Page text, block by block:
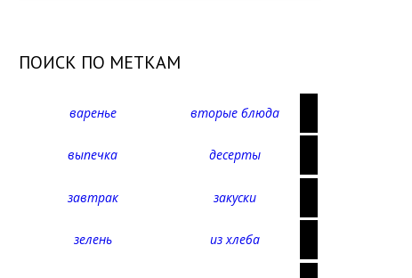
ПОИСК ПО МЕТКАМ
варенье вторые блюда
выпечка десерты
завтрак закуски
зелень из хлеба